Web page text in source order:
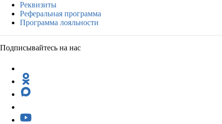
Реквизиты
Реферальная программа
Программа лояльности
Подписывайтесь на нас